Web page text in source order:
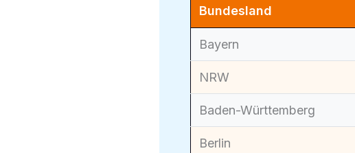
Bundesland
Bayern
NRW
Baden-Württemberg
Berlin